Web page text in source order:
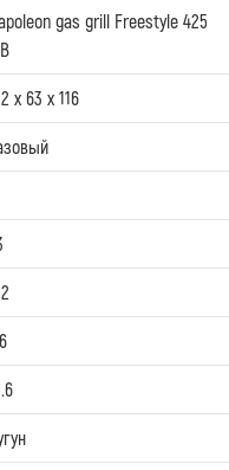
gas grill Freestyle 425
х 63 х 116